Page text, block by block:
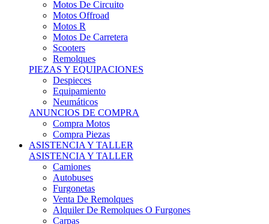
Motos R
Motos De Carretera
Scooters
Remolques
PIEZAS Y EQUIPACIONES
Despieces
Equipamiento
Neumáticos
ANUNCIOS DE COMPRA
Compra Motos
Compra Piezas
ASISTENCIA Y TALLER
ASISTENCIA Y TALLER
Camiones
Autobuses
Furgonetas
Venta De Remolques
Alquiler De Remolques O Furgones
Carpas
Herramientas